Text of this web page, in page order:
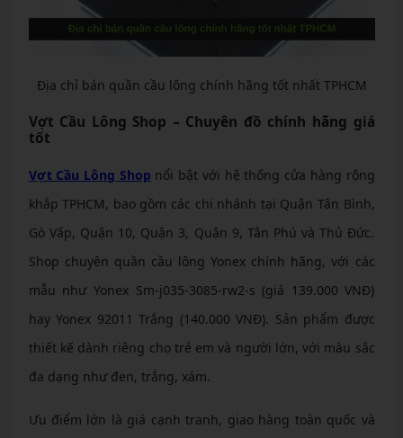
Địa chỉ bán quần cầu lông chính hãng tốt nhất TPHCM
Vợt Cầu Lông Shop – Chuyên đồ chính hãng giá
tốt
Vợt Cầu Lông Shop nổi bật với hệ thống cửa hàng rộng
khắp TPHCM, bao gồm các chi nhánh tại Quận Tân Bình,
Gò Vấp, Quận 10, Quận 3, Quận 9, Tân Phú và Thủ Đức.
Shop chuyên quần cầu lông Yonex chính hãng, với các
mẫu như Yonex Sm-j035-3085-rw2-s (giá 139.000 VNĐ)
hay Yonex 92011 Trắng (140.000 VNĐ). Sản phẩm được
thiết kế dành riêng cho trẻ em và người lớn, với màu sắc
đa dạng như đen, trắng, xám.
Ưu điểm lớn là giá cạnh tranh, giao hàng toàn quốc và